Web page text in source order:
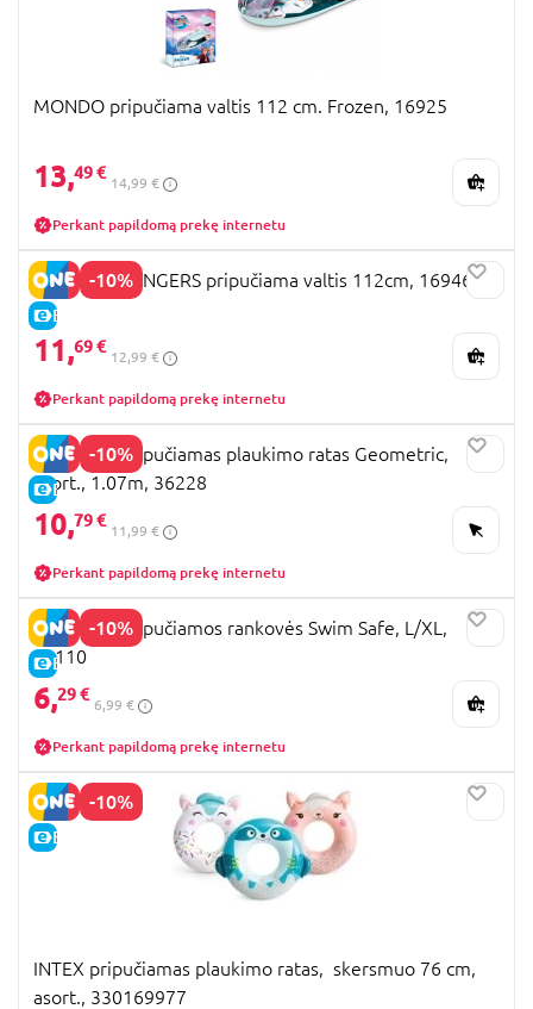
MONDO pripučiama valtis 112 cm. Frozen, 16925
13,49 €
14,99 €
Perkant papildomą prekę internetu
-10%
E-KAINA
MONDO AVENGERS pripučiama valtis 112cm, 16946
11,69 €
12,99 €
Perkant papildomą prekę internetu
-10%
E-KAINA
BESTWAY pripučiamas plaukimo ratas Geometric,
asort., 1.07m, 36228
10,79 €
11,99 €
Perkant papildomą prekę internetu
-10%
E-KAINA
BESTWAY pripučiamos rankovės Swim Safe, L/XL,
32110
6,29 €
6,99 €
Perkant papildomą prekę internetu
-10%
E-KAINA
INTEX pripučiamas plaukimo ratas, skersmuo 76 cm,
asort., 330169977